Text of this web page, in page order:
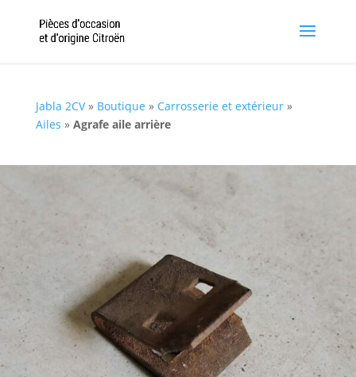
Jabla 2CV» Boutique » Carrosserie et extérieur»
Ailes » Agrafe aile arrière